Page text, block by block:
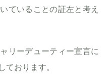
ていることの証左と考え
リーデューティー宣言に
ております。